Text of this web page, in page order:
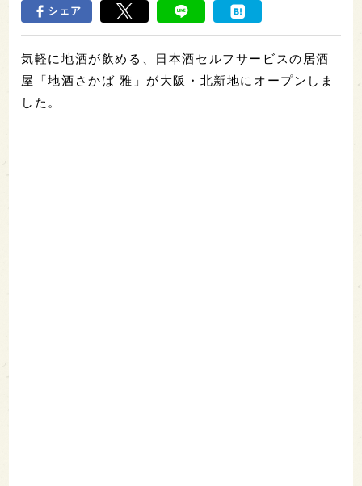
シェア
気軽に地酒が飲める、日本酒セルフサービスの居酒
屋「地酒さかば 雅」が大阪・北新地にオープンしま
した。